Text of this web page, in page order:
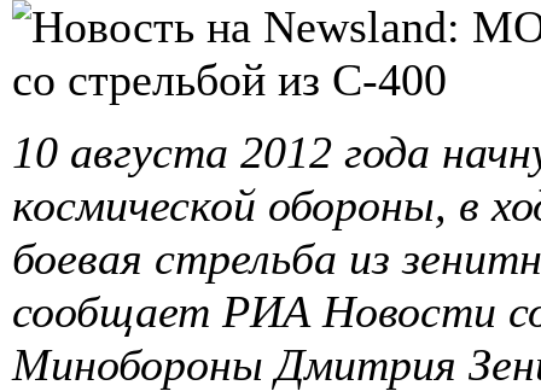
10 августа 2012 года
космической обороны, в
боевая стрельба из
сообщает РИА Новости
Минобороны Дмитрия